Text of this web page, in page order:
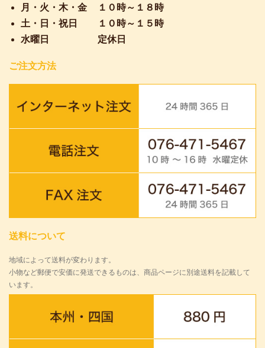
月・火・木・金
１０時～１８時
土・日・祝日
１０時～１５時
水曜日
定休日
ご注文方法
送料について
地域によって送料が変わります。
小物など郵便で安価に発送できるものは、商品ページに別途送料を記載して
います。